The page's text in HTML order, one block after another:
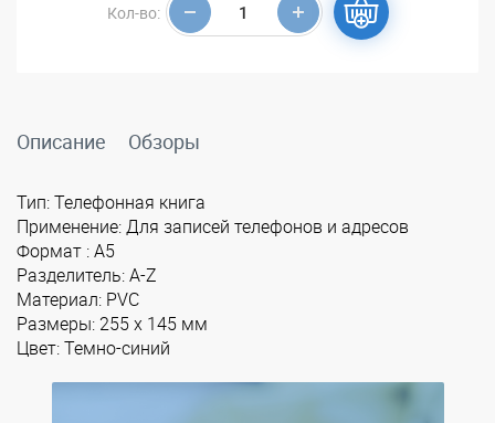
Кол-во:
Описание Обзоры
Тип: Телефонная книга
Применение: Для записей телефонов и адресов
Формат : А5
Разделитель: A-Z
Материал: PVC
Размеры: 255 х 145 мм
Цвет: Темно-синий